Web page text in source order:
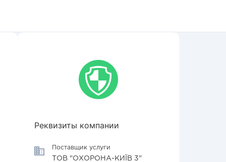
Реквизиты компании
Поставщик услуги
ТОВ "ОХОРОНА-КИЇВ 3"